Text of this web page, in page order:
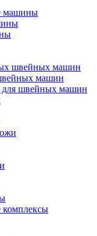
машины
швейных машин
машин
для швейных машин
комплексы